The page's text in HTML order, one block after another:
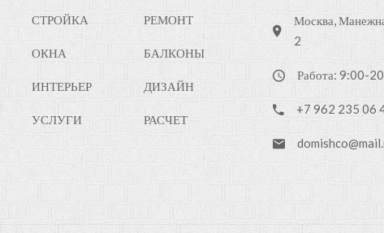
СТРОЙКА
ОКНА
ИНТЕРЬЕР
УСЛУГИ
РЕМОНТ
БАЛКОНЫ
ДИЗАЙН
РАСЧЕТ
Москва,
2
Работа: 9:00-
+7 962 235 06